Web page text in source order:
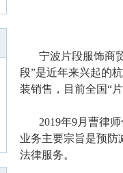
宁波片段服饰商
段”是近年来兴起的
装销售，目前全国“
2019年9月曹律
业务主要宗旨是预防
法律服务。